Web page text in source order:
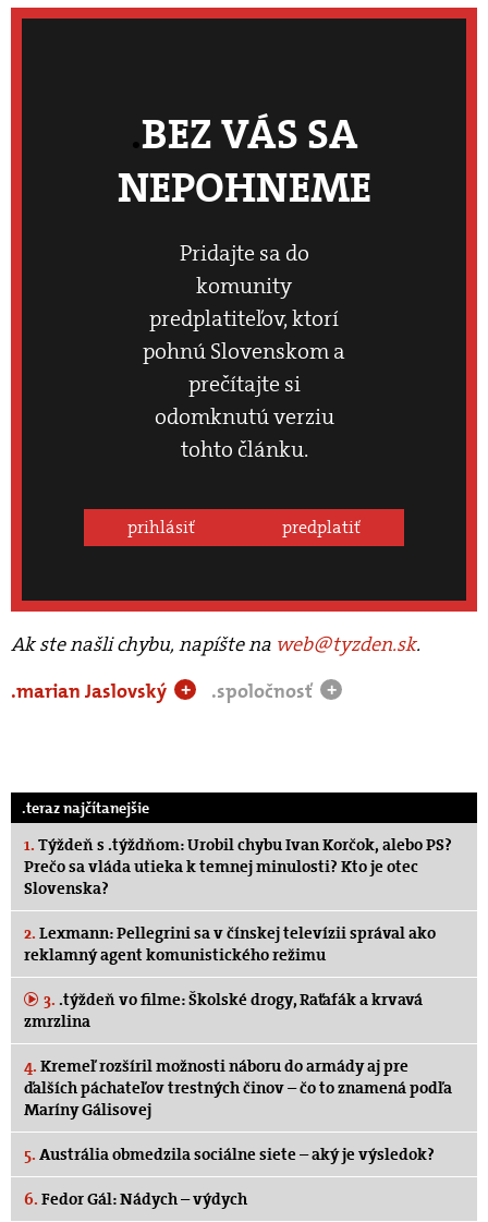
BEZ VÁS SA
NEPOHNEME
Pridajte sa do
komunity
predplatiteľov, ktorí
pohnú Slovenskom a
prečítajte si
odomknutú verziu
tohto článku.
prihlásiť predplatiť
Ak ste našli chybu, napíšte na web@tyzden.sk.
.marian Jaslovský
+ .spoločnosť +
.teraz najčítanejšie
1. Týždeň s .týždňom: Urobil chybu Ivan Korčok, alebo PS?
Prečo sa vláda utieka k temnej minulosti? Kto je otec
Slovenska?
2. Lexmann: Pellegrini sa v čínskej televízii správal ako
reklamný agent komunistického režimu
3. .týždeň vo filme: Školské drogy, Raťafák a krvavá
zmrzlina
4. Kremeľ rozšíril možnosti náboru do armády aj pre
ďalších páchateľov trestných činov – čo to znamená podľa
Maríny Gálisovej
5. Austrália obmedzila sociálne siete – aký je výsledok?
6. Fedor Gál: Nádych – výdych